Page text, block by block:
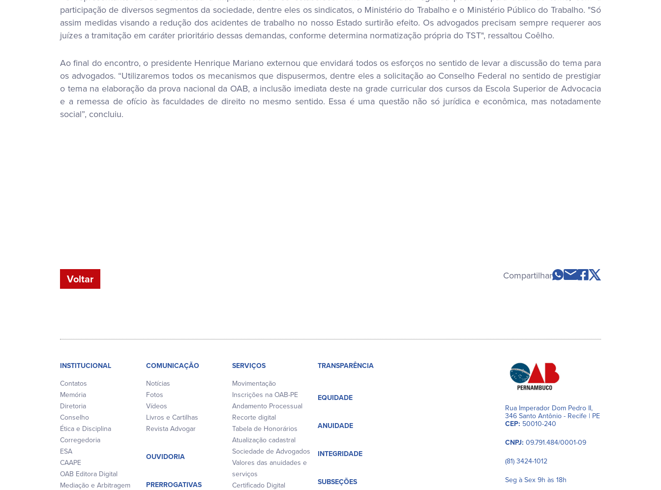
participação de diversos segmentos da sociedade, dentre eles os sindicatos, o Ministério do Trabalho e o Ministério Público do Trabalho. "Só
assim medidas visando a redução dos acidentes de trabalho no nosso Estado surtirão efeito. Os advogados precisam sempre requerer aos
juízes a tramitação em caráter prioritário dessas demandas, conforme determina normatização própria do TST", ressaltou Coêlho.
Ao final do encontro, o presidente Henrique Mariano externou que envidará todos os esforços no sentido de levar a discussão do tema para
os advogados. “Utilizaremos todos os mecanismos que dispusermos, dentre eles a solicitação ao Conselho Federal no sentido de prestigiar
o tema na elaboração da prova nacional da OAB, a inclusão imediata deste na grade curricular dos cursos da Escola Superior de Advocacia
e a remessa de ofício às faculdades de direito no mesmo sentido. Essa é uma questão não só jurídica e econômica, mas notadamente
social”, concluiu.
Voltar Compartilhar
INSTITUCIONAL
Contatos
Memória
Diretoria
Conselho
Ética e Disciplina
Corregedoria
ESA
CAAPE
OAB Editora Digital
Mediação e Arbitragem
COMUNICAÇÃO
Notícias
Fotos
Vídeos
Livros e Cartilhas
Revista Advogar
OUVIDORIA
PRERROGATIVAS
SERVIÇOS
Movimentação
Inscrições na OAB-PE
Andamento Processual
Recorte digital
Tabela de Honorários
Atualização cadastral
Sociedade de Advogados
Valores das anuidades e
serviços
Certificado Digital
TRANSPARÊNCIA
EQUIDADE
ANUIDADE
INTEGRIDADE
SUBSEÇÕES
Rua Imperador Dom Pedro II,
346 Santo Antônio - Recife | PE
CEP: 50010-240
CNPJ: 09.791.484/0001-09
(81) 3424-1012
Seg à Sex 9h às 18h